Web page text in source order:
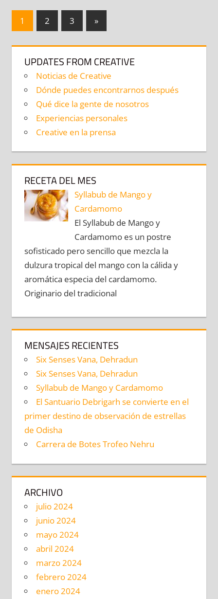
Navegación
entradas
1 2 3
Entradas
siguientes
»
UPDATES FROM CREATIVE
Noticias de Creative
Dónde puedes encontrarnos después
Qué dice la gente de nosotros
Experiencias personales
Creative en la prensa
RECETA DEL MES
Syllabub de Mango y
Cardamomo
El Syllabub de Mango y
Cardamomo es un postre
sofisticado pero sencillo que mezcla la
dulzura tropical del mango con la cálida y
aromática especia del cardamomo.
Originario del tradicional
MENSAJES RECIENTES
Six Senses Vana, Dehradun
Six Senses Vana, Dehradun
Syllabub de Mango y Cardamomo
El Santuario Debrigarh se convierte en el
primer destino de observación de estrellas
de Odisha
Carrera de Botes Trofeo Nehru
ARCHIVO
julio 2024
junio 2024
mayo 2024
abril 2024
marzo 2024
febrero 2024
enero 2024